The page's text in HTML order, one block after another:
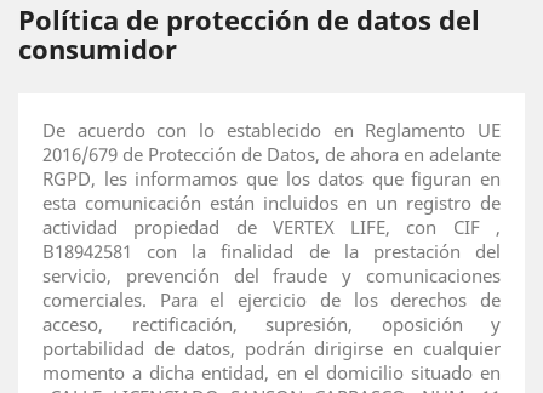
Política de protección de datos del
consumidor
De acuerdo con lo establecido en Reglamento UE
2016/679 de Protección de Datos, de ahora en adelante
RGPD, les informamos que los datos que figuran en
esta comunicación están incluidos en un registro de
actividad propiedad de VERTEX LIFE, con CIF ,
B18942581 con la finalidad de la prestación del
servicio, prevención del fraude y comunicaciones
comerciales. Para el ejercicio de los derechos de
acceso, rectificación, supresión, oposición y
portabilidad de datos, podrán dirigirse en cualquier
momento a dicha entidad, en el domicilio situado en